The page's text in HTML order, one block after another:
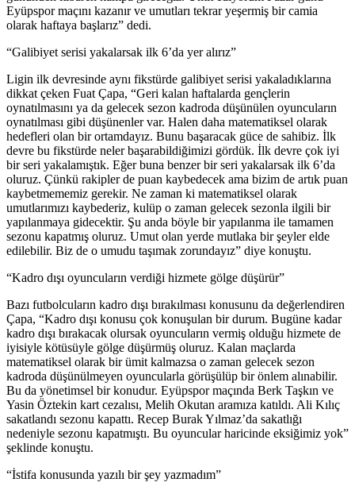
Eyüpspor maçını kazanır ve umutları tekrar yeşermiş bir camia
olarak haftaya başlarız” dedi.
“Galibiyet serisi yakalarsak ilk 6’da yer alırız”
Ligin ilk devresinde aynı fikstürde galibiyet serisi yakaladıklarına
dikkat çeken Fuat Çapa, “Geri kalan haftalarda gençlerin
oynatılmasını ya da gelecek sezon kadroda düşünülen oyuncuların
oynatılması gibi düşünenler var. Halen daha matematiksel olarak
hedefleri olan bir ortamdayız. Bunu başaracak güce de sahibiz. İlk
devre bu fikstürde neler başarabildiğimizi gördük. İlk devre çok iyi
bir seri yakalamıştık. Eğer buna benzer bir seri yakalarsak ilk 6’da
oluruz. Çünkü rakipler de puan kaybedecek ama bizim de artık puan
kaybetmememiz gerekir. Ne zaman ki matematiksel olarak
umutlarımızı kaybederiz, kulüp o zaman gelecek sezonla ilgili bir
yapılanmaya gidecektir. Şu anda böyle bir yapılanma ile tamamen
sezonu kapatmış oluruz. Umut olan yerde mutlaka bir şeyler elde
edilebilir. Biz de o umudu taşımak zorundayız” diye konuştu.
“Kadro dışı oyuncuların verdiği hizmete gölge düşürür”
Bazı futbolcuların kadro dışı bırakılması konusunu da değerlendiren
Çapa, “Kadro dışı konusu çok konuşulan bir durum. Bugüne kadar
kadro dışı bırakacak olursak oyuncuların vermiş olduğu hizmete de
iyisiyle kötüsüyle gölge düşürmüş oluruz. Kalan maçlarda
matematiksel olarak bir ümit kalmazsa o zaman gelecek sezon
kadroda düşünülmeyen oyuncularla görüşülüp bir önlem alınabilir.
Bu da yönetimsel bir konudur. Eyüpspor maçında Berk Taşkın ve
Yasin Öztekin kart cezalısı, Melih Okutan aramıza katıldı. Ali Kılıç
sakatlandı sezonu kapattı. Recep Burak Yılmaz’da sakatlığı
nedeniyle sezonu kapatmıştı. Bu oyuncular haricinde eksiğimiz yok”
şeklinde konuştu.
“İstifa konusunda yazılı bir şey yazmadım”